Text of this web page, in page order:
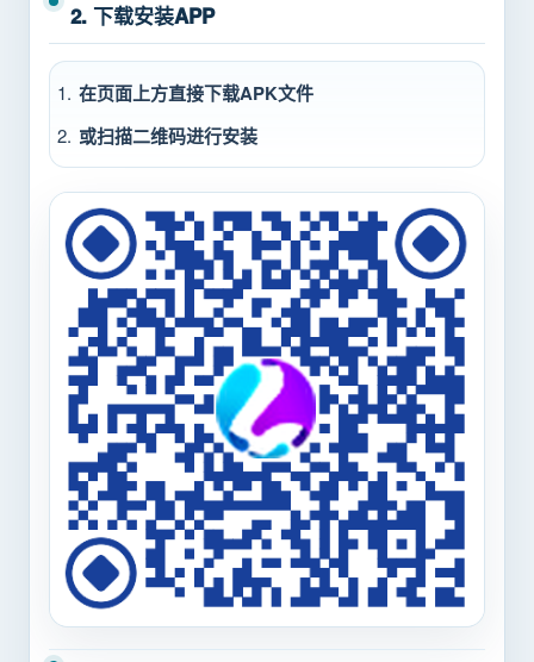
2. 下载安装APP
在页面上方直接下载APK文件
或扫描二维码进行安装